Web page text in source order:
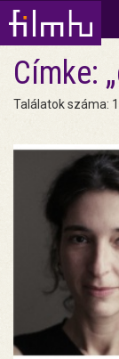
Címke:
Találatok száma: